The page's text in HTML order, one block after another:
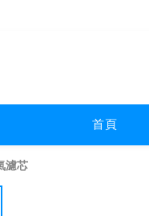
首頁
濾芯